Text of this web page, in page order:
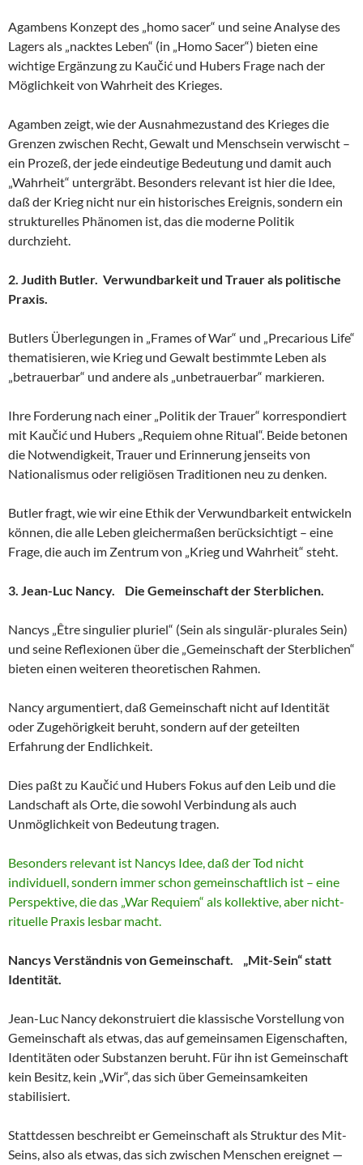
Agambens Konzept des „homo sacer“ und seine Analyse des
Lagers als „nacktes Leben“ (in „Homo Sacer“) bieten eine
wichtige Ergänzung zu Kaučić und Hubers Frage nach der
Möglichkeit von Wahrheit des Krieges.
Agamben zeigt, wie der Ausnahmezustand des Krieges die
Grenzen zwischen Recht, Gewalt und Menschsein verwischt –
ein Prozeß, der jede eindeutige Bedeutung und damit auch
„Wahrheit“ untergräbt. Besonders relevant ist hier die Idee,
daß der Krieg nicht nur ein historisches Ereignis, sondern ein
strukturelles Phänomen ist, das die moderne Politik
durchzieht.
2. Judith Butler. Verwundbarkeit und Trauer als politische
Praxis.
Butlers Überlegungen in „Frames of War“ und „Precarious Life“
thematisieren, wie Krieg und Gewalt bestimmte Leben als
„betrauerbar“ und andere als „unbetrauerbar“ markieren.
Ihre Forderung nach einer „Politik der Trauer“ korrespondiert
mit Kaučić und Hubers „Requiem ohne Ritual“. Beide betonen
die Notwendigkeit, Trauer und Erinnerung jenseits von
Nationalismus oder religiösen Traditionen neu zu denken.
Butler fragt, wie wir eine Ethik der Verwundbarkeit entwickeln
können, die alle Leben gleichermaßen berücksichtigt – eine
Frage, die auch im Zentrum von „Krieg und Wahrheit“ steht.
3. Jean-Luc Nancy. Die Gemeinschaft der Sterblichen.
Nancys „Être singulier pluriel“ (Sein als singulär-plurales Sein)
und seine Reflexionen über die „Gemeinschaft der Sterblichen“
bieten einen weiteren theoretischen Rahmen.
Nancy argumentiert, daß Gemeinschaft nicht auf Identität
oder Zugehörigkeit beruht, sondern auf der geteilten
Erfahrung der Endlichkeit.
Dies paßt zu Kaučić und Hubers Fokus auf den Leib und die
Landschaft als Orte, die sowohl Verbindung als auch
Unmöglichkeit von Bedeutung tragen.
Besonders relevant ist Nancys Idee, daß der Tod nicht
individuell, sondern immer schon gemeinschaftlich ist – eine
Perspektive, die das „War Requiem“ als kollektive, aber nicht-
rituelle Praxis lesbar macht.
Nancys Verständnis von Gemeinschaft. „Mit-Sein“ statt
Identität.
Jean-Luc Nancy dekonstruiert die klassische Vorstellung von
Gemeinschaft als etwas, das auf gemeinsamen Eigenschaften,
Identitäten oder Substanzen beruht. Für ihn ist Gemeinschaft
kein Besitz, kein „Wir“, das sich über Gemeinsamkeiten
stabilisiert.
Stattdessen beschreibt er Gemeinschaft als Struktur des Mit-
Seins, also als etwas, das sich zwischen Menschen ereignet —